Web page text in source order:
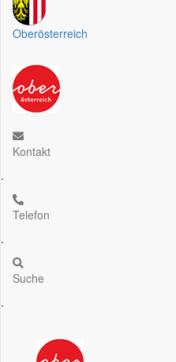
Oberösterreich
Kontakt
.
Telefon
.
Suche
.